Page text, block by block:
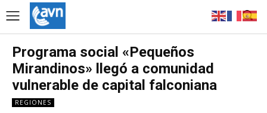
Programa social «Pequeños
Mirandinos» llegó a comunidad
vulnerable de capital falconiana
REGIONES